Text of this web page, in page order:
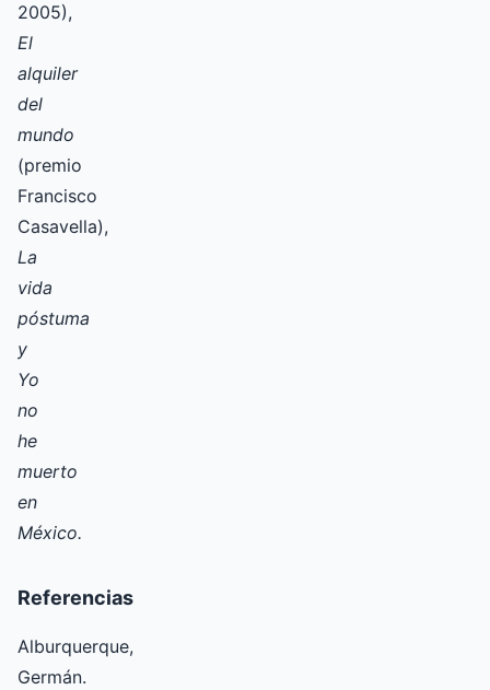
2005),
El
alquiler
del
mundo
(premio
Francisco
Casavella),
La
vida
póstuma
y
Yo
no
he
muerto
en
México.
Referencias
Alburquerque,
Germán.